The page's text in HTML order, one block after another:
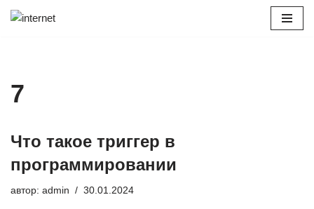
7
Что такое триггер в
программировании
автор: admin 30.01.2024